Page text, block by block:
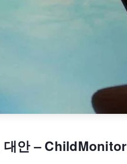
대안 – ChildMonitor